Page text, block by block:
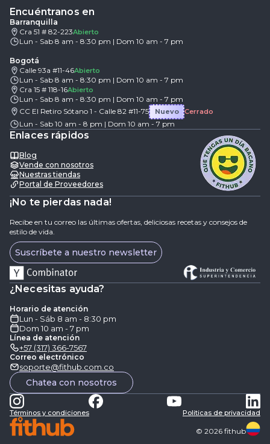
Encuéntranos en
Barranquilla
Cra 51 # 82-223Abierto
Lun - Sab 8 am - 8:30 pm | Dom 10 am - 7 pm
Bogotá
Calle 93a #11-46Abierto
Lun - Sab 8 am - 8:30 pm | Dom 10 am - 7 pm
Cra 15 # 118-16Abierto
Lun - Sab 8 am - 8:30 pm | Dom 10 am - 7 pm
CC El Retiro Sótano 1 - Calle 82 #11-75
Nuevo Cerrado
Lun - Sab 10 am - 8 pm | Dom 10 am - 7 pm
Enlaces rápidos
Blog
Vende con nosotros
Nuestras tiendas
Portal de Proveedores
¡No te pierdas nada!
Recibe en tu correo las últimas ofertas, deliciosas recetas y consejos de
estilo de vida.
Suscríbete a nuestro newsletter
¿Necesitas ayuda?
Horario de atención
Lun - Sáb 8 am - 8:30 pm
Dom 10 am - 7 pm
Línea de atención
+57 (317) 366-7567
Correo electrónico
soporte@fithub.com.co
Chatea con nosotros
Términos y condiciones Politicas de privacidad
© 2026 fithub